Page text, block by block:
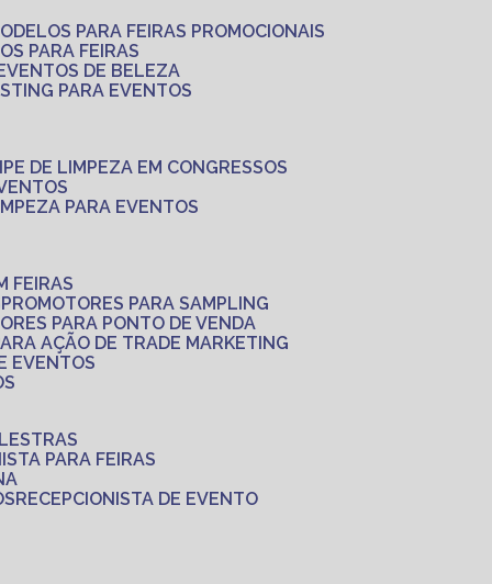
MODELOS PARA FEIRAS PROMOCIONAIS
PARA FEIRAS
DE BELEZA
PARA EVENTOS
DE LIMPEZA EM CONGRESSOS
PARA EVENTOS
FEIRAS
PROMOTORES PARA SAMPLING
PARA PONTO DE VENDA
AÇÃO DE TRADE MARKETING
EVENTOS
PARA FEIRAS
RECEPCIONISTA DE EVENTO